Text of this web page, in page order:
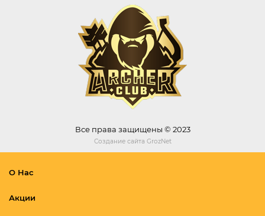
Все права защищены © 2023
Создание сайта GrozNet
О Нас
Акции